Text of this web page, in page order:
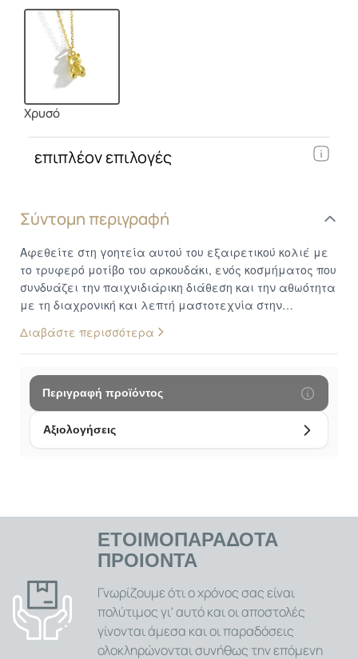
Σύντομη περιγραφή
Αφεθείτε στη γοητεία αυτού του εξαιρετικού κολιέ με
το τρυφερό μοτίβο του αρκουδάκι, ενός κοσμήματος που
συνδυάζει την παιχνιδιάρικη διάθεση και την αθωότητα
με τη διαχρονική και λεπτή μαστοτεχνία στην
νότα γλυκύτητας, νοσταλγίας και προσωπικού στυλ σε
κάθε σας εμφάνιση, αυτό το κολιέ είναι μια υπέροχη
επιλογή για όλες τις ηλικίες και για όσους αγαπούν τα
κοσμήματα με συμβολισμό. Σύμβολο Αθωότητας,
Τρυφερότητας και Αιώνιας Αγάπης: Το αρκουδάκι, ένα
παγκοσμίως αγαπημένο σύμβολο αθωότητας,
παιδικότητας, τρυφερότητας και ανιδιοτελούς αγάπης,
τα πιο γλυκά σας συναισθήματα, να κρατήσετε
ζωντανές όμορφες αναμνήσεις ή απλά να προσθέσετε
μια νότα χαράς στην καθημερινότητά σας. Τέλειο
Δώρο για Κάθε Σημαντική Περίσταση: Είτε πρόκειται
για γενέθλια, γιορτή ονομαστική, επέτειο, τη γιορτή
της μητέρας, του Αγίου Βαλεντίνου, είτε απλά για μια
αυθόρμητη κίνηση αγάπης και εκτίμησης, αυτό το κολιέ
με το αρκουδάκι αποτελεί ένα τέλειο, τρυφερό και
Διαβάστε περισσότερα
Περιγραφή προϊόντος
Αξιολογήσεις
Χρυσό
επιπλέον επιλογές
ΕΤΟΙΜΟΠΑΡΑΔΟΤΑ
ΠΡΟΙΟΝΤΑ
Γνωρίζουμε ότι ο χρόνος σας είναι
πολύτιμος γι' αυτό και οι αποστολές
γίνονται άμεσα και οι παραδόσεις
ολοκληρώνονται συνήθως την επόμενη